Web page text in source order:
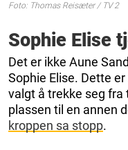
Foto: Thomas Reisæter / TV 2
Sophie Elise
Det er ikke Aune
Sophie Elise. Dette
valgt å trekke seg fra
plassen til en annen
kroppen sa stopp.